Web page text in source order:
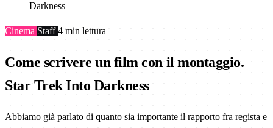
Darkness
Cinema Staff4 min lettura
Come scrivere un film con il montaggio.
Star Trek Into Darkness
Abbiamo già parlato di quanto sia importante il rapporto fra regista e